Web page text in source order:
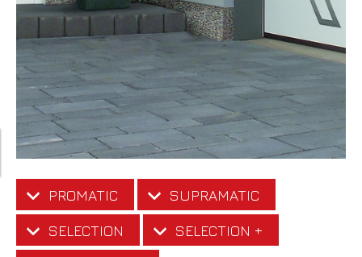
PROMATIC SUPRAMATIC
SELECTION SELECTION +